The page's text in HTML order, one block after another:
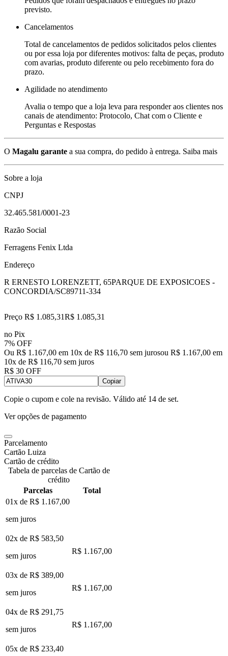
previsto.
Cancelamentos
Total de cancelamentos de pedidos solicitados pelos clientes
ou por essa loja por diferentes motivos: falta de peças, produto
com avarias, produto diferente ou pelo recebimento fora do
prazo.
Agilidade no atendimento
Avalia o tempo que a loja leva para responder aos clientes nos
canais de atendimento: Protocolo, Chat com o Cliente e
Perguntas e Respostas
O Magalu garante a sua compra, do pedido à entrega. Saiba mais
Sobre a loja
CNPJ
32.465.581/0001-23
Razão Social
Ferragens Fenix Ltda
Endereço
R ERNESTO LORENZETT, 65PARQUE DE EXPOSICOES -
CONCORDIA/SC89711-334
Preço R$ 1.085,31R$ 1.085,31
no Pix
7% OFF
Ou R$ 1.167,00 em 10x de R$ 116,70 sem jurosou R$ 1.167,00 em
10x de R$ 116,70 sem juros
R$ 30 OFF
Copiar
Copie o cupom e cole na revisão. Válido até 14 de set.
Ver opções de pagamento
Parcelamento
Cartão Luiza
Cartão de crédito
Tabela de parcelas de Cartão de
crédito
Parcelas
Total
01x de R$ 1.167,00
sem juros
02x de R$ 583,50
sem juros
R$ 1.167,00
03x de R$ 389,00
sem juros
R$ 1.167,00
04x de R$ 291,75
sem juros
R$ 1.167,00
05x de R$ 233,40